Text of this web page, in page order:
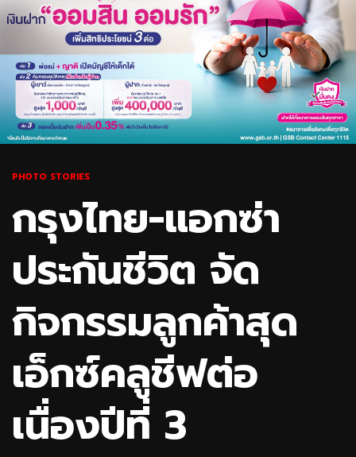
PHOTO STORIES
กรุงไทย-แอกซ่า
ประกันชีวิต จัด
กิจกรรมลูกค้าสุด
เอ็กซ์คลูชีฟต่อ
เนื่องปีที่ 3